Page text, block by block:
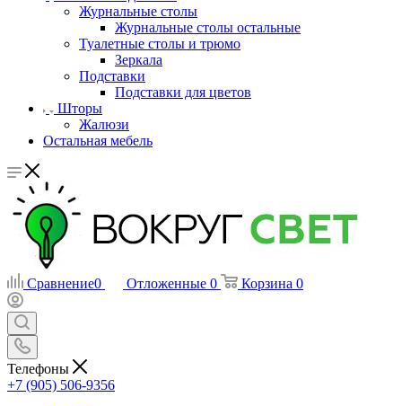
Журнальные столы
Журнальные столы остальные
Туалетные столы и трюмо
Зеркала
Подставки
Подставки для цветов
Шторы
Жалюзи
Остальная мебель
Сравнение0 Отложенные 0 Корзина 0
Телефоны
+7 (905) 506-9356